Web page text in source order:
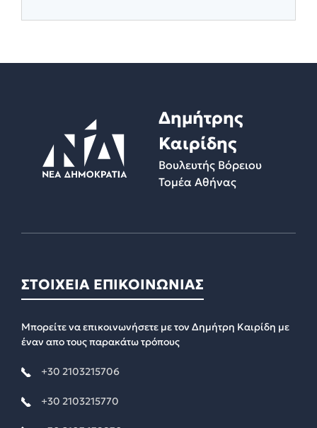
Δημήτρης
Καιρίδης
Βουλευτής Βόρειου
Τομέα Αθήνας
ΣΤΟΙΧΕΙΑ ΕΠΙΚΟΙΝΩΝΙΑΣ
Μπορείτε να επικοινωνήσετε με τον Δημήτρη Καιρίδη με
έναν απο τους παρακάτω τρόπους
+30 2103215706
+30 2103215770